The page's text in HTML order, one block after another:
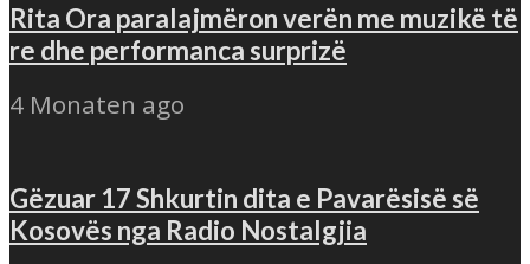
Rita Ora paralajmëron verën me muzikë të
re dhe performanca surprizë
4 Monaten ago
Gëzuar 17 Shkurtin dita e Pavarësisë së
Kosovës nga Radio Nostalgjia